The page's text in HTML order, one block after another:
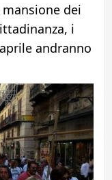
mansione dei
i
andranno